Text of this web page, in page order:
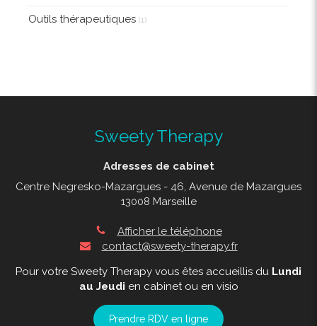
Outils thérapeutiques (1)
Sweety Therapy
Adresses de cabinet
Centre Negresko-Mazargues - 46, Avenue de Mazargues
13008 Marseille
Afficher le téléphone
contact@sweety-therapy.fr
Pour votre Sweety Therapy vous êtes accueillis du Lundi
au Jeudi en cabinet ou en visio
Prendre RDV en ligne